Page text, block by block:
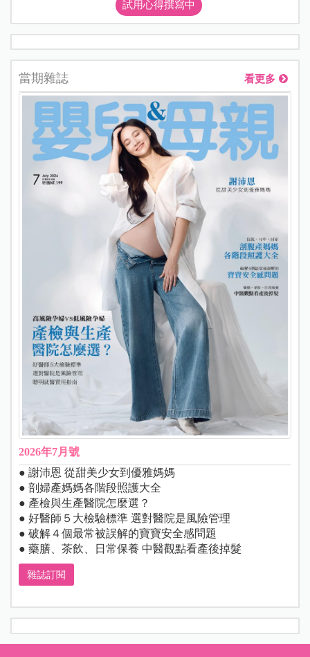
試用心得撰寫中
當期雜誌 看更多
2026年7月號
● 謝沛恩 從甜美少女到優雅媽媽
● 剖婦產媽媽各階段照護大全
● 產檢與生產醫院怎麼選？
● 好醫師５大檢驗標準 選對醫院是風險管理
● 破解４個最常被誤解的寶寶安全感問題
● 藥膳、茶飲、日常保養 中醫觀點看產後掉髮
雜誌訂閱